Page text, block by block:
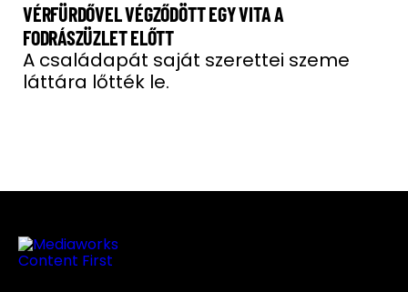
VÉRFÜRDŐVEL VÉGZŐDÖTT EGY VITA A
FODRÁSZÜZLET ELŐTT
A családapát saját szerettei szeme
láttára lőtték le.